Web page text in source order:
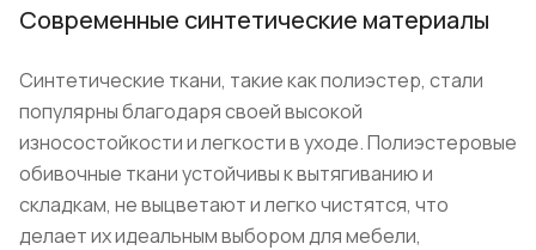
Современные синтетические материалы
Синтетические ткани, такие как полиэстер, стали
популярны благодаря своей высокой
износостойкости и легкости в уходе. Полиэстеровые
обивочные ткани устойчивы к вытягиванию и
складкам, не выцветают и легко чистятся, что
делает их идеальным выбором для мебели,